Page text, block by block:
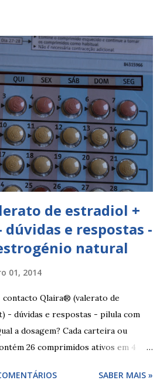
ser tomada todos os dias, no
21 dias, após os quais deve fazer 7
de descanso ou pausa), durante estes
menstrual, normalmente no 3° ou
seguintes deverão ser tomadas
. Como iniciar a
a pilula yasminelle® a mulher deve
dia da menstruação e iniciar a pilula
de estradiol +
e respostas -
natural
01, 2014
Qlaira® (valerato de
- dúvidas e respostas - pilula com
a dosagem? Cada carteira ou
26 comprimidos ativos em 4
na linha 4. DosagemSABER MAIS »